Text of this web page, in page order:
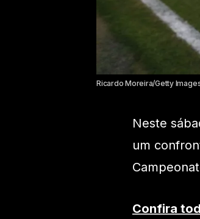
Ricardo Moreira/Getty
Neste
um
Confira